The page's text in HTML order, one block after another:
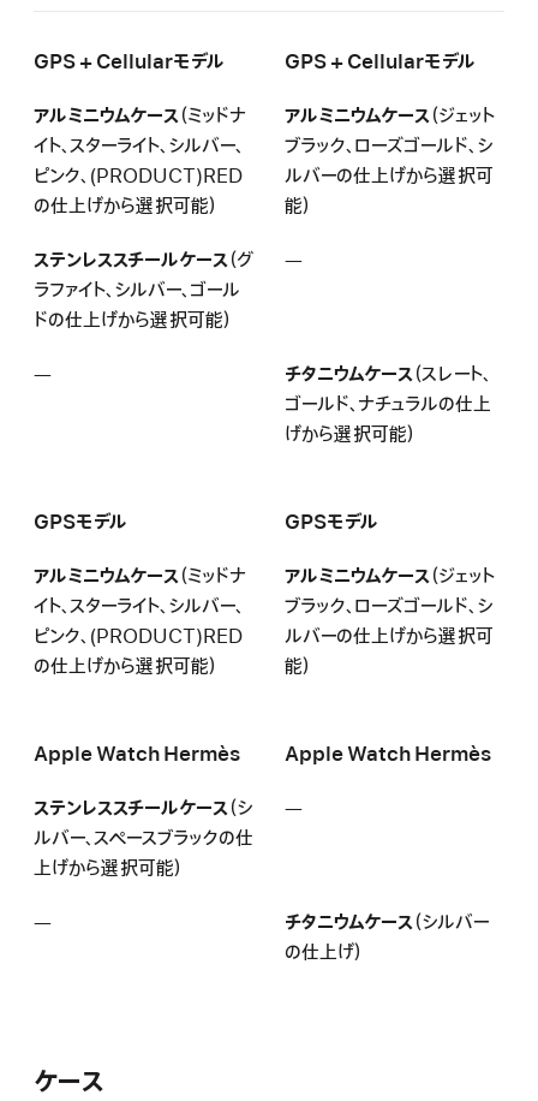
GPS + Cellularモデル GPS + Cellularモデル
アルミニウムケース（ミッドナ
イト、スターライト、シルバー、
ピンク、(PRODUCT)RED
の仕上げから選択可能）
アルミニウムケース（ジェット
ブラック、ローズゴールド、シ
ルバーの仕上げから選択可
能）
ステンレススチールケース（グ
ラファイト、シルバー、ゴール
ドの仕上げから選択可能）
—該
—
チタニウムケース（スレート、
ゴールド、ナチュラルの仕上
げから選択可能）
GPSモデル GPSモデル
アルミニウムケース（ミッドナ
イト、スターライト、シルバー、
ピンク、(PRODUCT)RED
の仕上げから選択可能）
アルミニウムケース（ジェット
ブラック、ローズゴールド、シ
ルバーの仕上げから選択可
能）
Apple Watch Hermès Apple Watch Hermès
ステンレススチールケース（シ
ルバー、スペースブラックの仕
上げから選択可能）
—該
—
チタニウムケース（シルバー
の仕上げ）
ケース